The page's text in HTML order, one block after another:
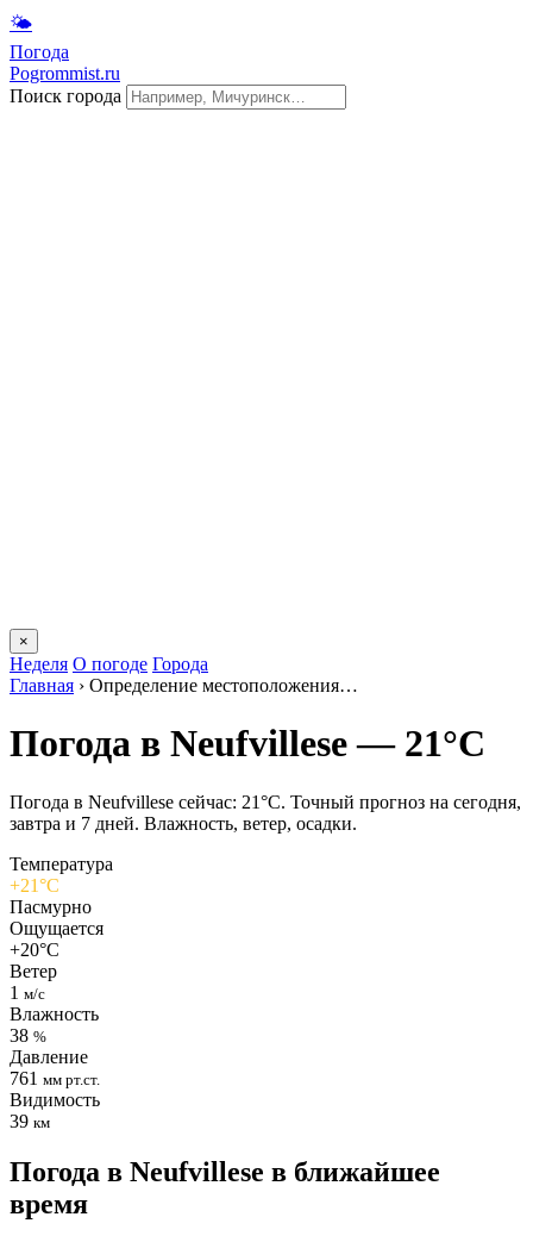
🌤
Погода
Pogrommist.ru
Поиск города
×
Неделя О погоде Города
Главная › Определение местоположения…
Погода в Neufvillesе — 21°C
Погода в Neufvillesе сейчас: 21°C. Точный прогноз на сегодня,
завтра и 7 дней. Влажность, ветер, осадки.
Температура
+21°C
Пасмурно
Ощущается
+20°C
Ветер
1 м/с
Влажность
38 %
Давление
761 мм рт.ст.
Видимость
39 км
Погода в Neufvillesе в ближайшее
время